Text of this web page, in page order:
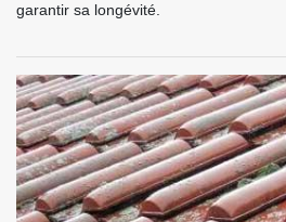
garantir sa longévité.